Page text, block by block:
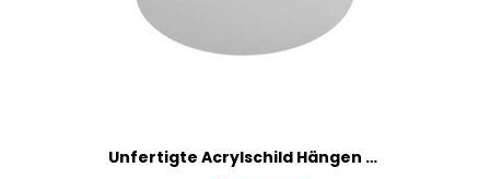
Unfertigte Acrylschild Hängen Mit 2 Löchern Rohlinge Klare Willkommenszeichen Für Pyrographie Malerei Schreiben Von Acryldekorative Unvollendete Leere Für Party